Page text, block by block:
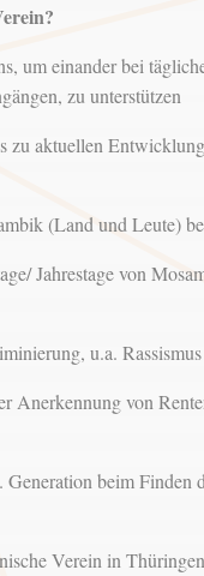
einander bei
zu unterstützen
aktuellen
(Land und Leute) bei
von
u.a. Rassismus
von
beim Finden
Verein in Thüringen